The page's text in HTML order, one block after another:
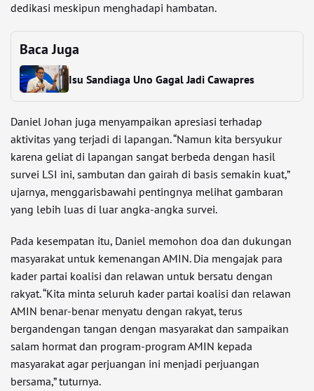
dedikasi meskipun menghadapi hambatan.
Baca Juga
Isu Sandiaga Uno Gagal Jadi Cawapres
Daniel Johan juga menyampaikan apresiasi terhadap
aktivitas yang terjadi di lapangan. “Namun kita bersyukur
karena geliat di lapangan sangat berbeda dengan hasil
survei LSI ini, sambutan dan gairah di basis semakin kuat,”
ujarnya, menggarisbawahi pentingnya melihat gambaran
yang lebih luas di luar angka-angka survei.
Pada kesempatan itu, Daniel memohon doa dan dukungan
masyarakat untuk kemenangan AMIN. Dia mengajak para
kader partai koalisi dan relawan untuk bersatu dengan
rakyat. “Kita minta seluruh kader partai koalisi dan relawan
AMIN benar-benar menyatu dengan rakyat, terus
bergandengan tangan dengan masyarakat dan sampaikan
salam hormat dan program-program AMIN kepada
masyarakat agar perjuangan ini menjadi perjuangan
bersama,” tuturnya.